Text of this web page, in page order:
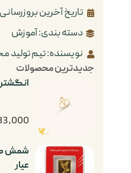
تاریخ آخرین بروزرسانی:
دسته بندی:آموزش
نویسنده: تیم تولید
جدیدترین محصولات
انگشتر
عیار